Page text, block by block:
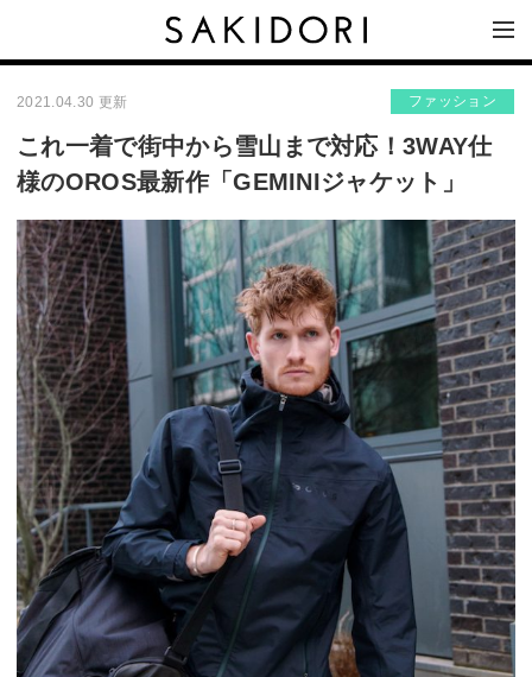
2021.04.30 更新 ファッション
これ一着で街中から雪山まで対応！3WAY仕
様のOROS最新作「GEMINIジャケット」